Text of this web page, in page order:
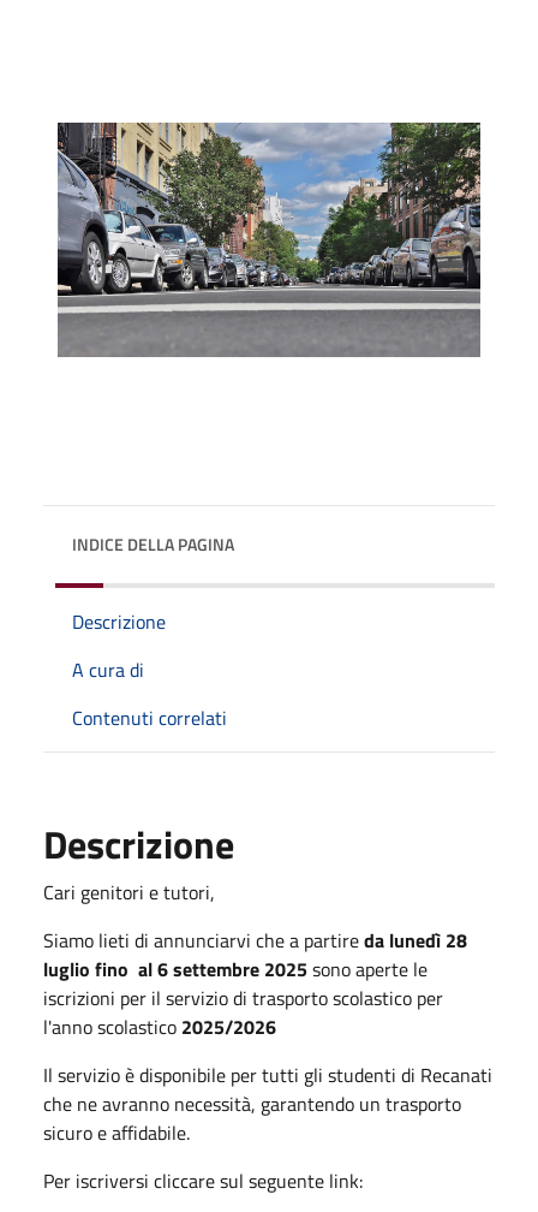
INDICE DELLA PAGINA
Descrizione
A cura di
Contenuti correlati
Descrizione
Cari genitori e tutori,
Siamo lieti di annunciarvi che a partireda lunedì 28
luglio fino al 6 settembre 2025sono aperte le
iscrizioni per il servizio di trasporto scolastico per
l'anno scolastico 2025/2026
Il servizio è disponibile per tutti gli studenti di Recanati
che ne avranno necessità, garantendo un trasporto
sicuro e affidabile.
Per iscriversi cliccare sul seguente link: